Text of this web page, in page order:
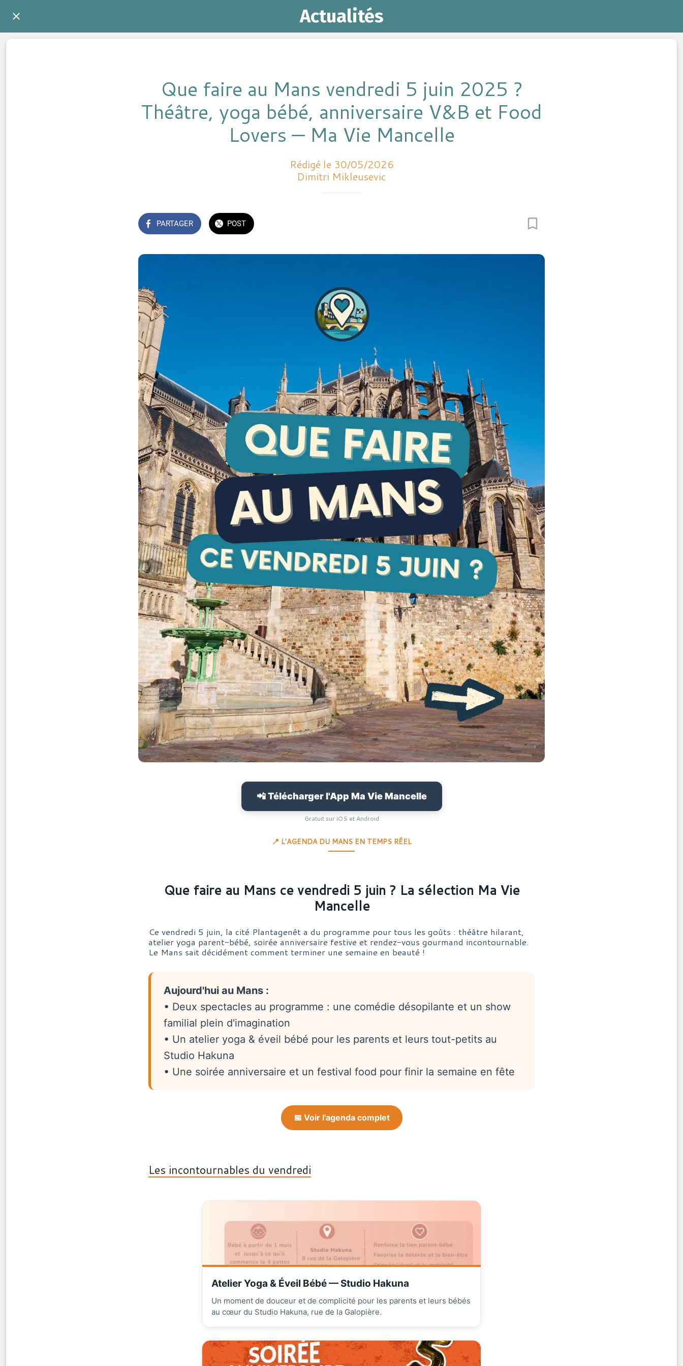
Actualités
Que faire au Mans vendredi 5 juin 2025 ?
Théâtre, yoga bébé, anniversaire V&B et Food
Lovers — Ma Vie Mancelle
Rédigé le 30/05/2026
Dimitri Mikleusevic
PARTAGER POST
📲 Télécharger l'App Ma Vie Mancelle
Gratuit sur iOS et Android
📍 L'AGENDA DU MANS EN TEMPS RÉEL
Que faire au Mans ce vendredi 5 juin ? La sélection Ma Vie
Mancelle
Ce vendredi 5 juin, la cité Plantagenêt a du programme pour tous les goûts : théâtre hilarant,
atelier yoga parent-bébé, soirée anniversaire festive et rendez-vous gourmand incontournable.
Le Mans sait décidément comment terminer une semaine en beauté !
Aujourd'hui au Mans :
• Deux spectacles au programme : une comédie désopilante et un show
familial plein d'imagination
• Un atelier yoga & éveil bébé pour les parents et leurs tout-petits au
Studio Hakuna
• Une soirée anniversaire et un festival food pour finir la semaine en fête
📅 Voir l'agenda complet
Les incontournables du vendredi
Atelier Yoga & Éveil Bébé — Studio Hakuna
Un moment de douceur et de complicité pour les parents et leurs bébés
au cœur du Studio Hakuna, rue de la Galopière.